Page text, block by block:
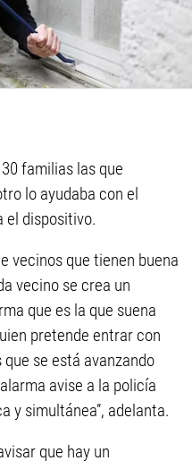
familias las que
lo ayudaba con el
el dispositivo.
vecinos que tienen buena
vecino se crea un
que es la que suena
pretende entrar con
se está avanzando
avise a la policía
y simultánea”, adelanta.
que hay un